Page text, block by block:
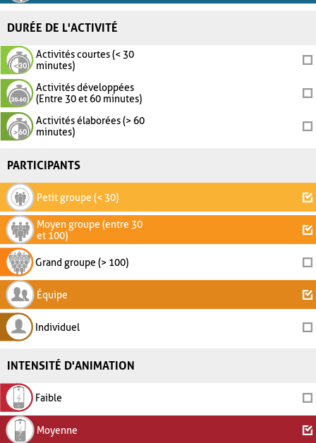
DURÉE DE L'ACTIVITÉ
Activités courtes (< 30
minutes)
Activités développées
(Entre 30 et 60 minutes)
Activités élaborées (> 60
minutes)
PARTICIPANTS
Petit groupe (< 30)
Moyen groupe (entre 30
et 100)
Grand groupe (> 100)
Équipe
Individuel
INTENSITÉ D'ANIMATION
Faible
Moyenne